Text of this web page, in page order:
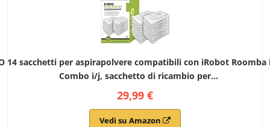
14 sacchetti per aspirapolvere compatibili con iRobot
Combo i/j, sacchetto di ricambio per
405/205/105/104/j5+/j6+/j7+/j8+/j9+/i1+/i2+/i3+/i4+/i5+/i6+/
29,99 €
Vedi su Amazon